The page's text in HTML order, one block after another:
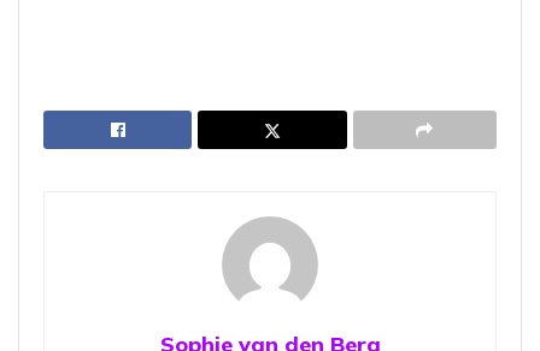
Sophie van den Berg